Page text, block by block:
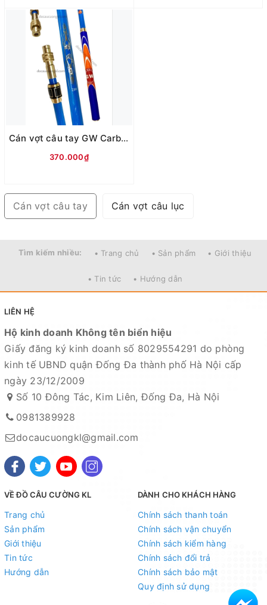
Cán vợt câu tay GW Carbon xanh 2m1
370.000₫
Cán vợt câu tay Cán vợt câu lục
Tìm kiếm nhiều: • Trang chủ • Sản phẩm • Giới thiệu
• Tin tức • Hướng dẫn
LIÊN HỆ
Hộ kinh doanh Không tên biển hiệu
Giấy đăng ký kinh doanh số 8029554291 do phòng
kinh tế UBND quận Đống Đa thành phố Hà Nội cấp
ngày 23/12/2009
Số 10 Đông Tác, Kim Liên, Đống Đa, Hà Nội
0981389928
docaucuongkl@gmail.com
VỀ ĐỒ CÂU CƯỜNG KL
Trang chủ
Sản phẩm
Giới thiệu
Tin tức
Hướng dẫn
DÀNH CHO KHÁCH HÀNG
Chính sách thanh toán
Chính sách vận chuyển
Chính sách kiểm hàng
Chính sách đổi trả
Chính sách bảo mật
Quy định sử dụng